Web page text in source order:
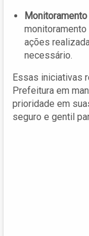
ações
necessário.
Essas iniciativas
Prefeitura em
prioridade em
seguro e gentil